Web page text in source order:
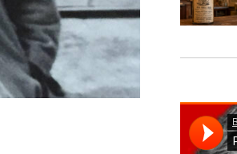
1
1
3